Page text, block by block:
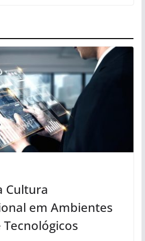
Cultura
em Ambientes